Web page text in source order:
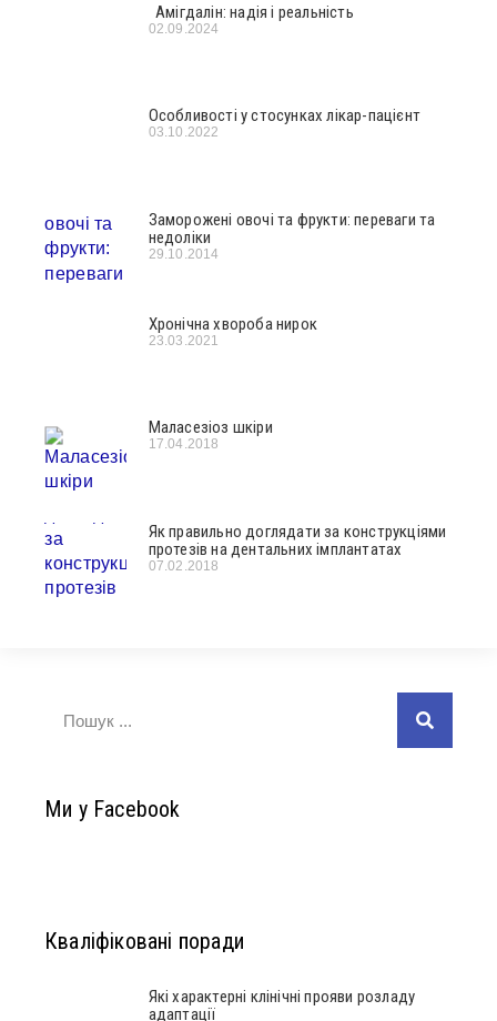
Амігдалін: надія і реальність
02.09.2024
Особливості у стосунках лікар-пацієнт
03.10.2022
Заморожені овочі та фрукти: переваги та
недоліки
29.10.2014
Хронічна хвороба нирок
23.03.2021
Малаcезioз шкіри
17.04.2018
Як правильно доглядати за конструкціями
протезів на дентальних імплантатах
07.02.2018
Ми у Facebook
Кваліфіковані поради
Які характерні клінічні прояви розладу
адаптації